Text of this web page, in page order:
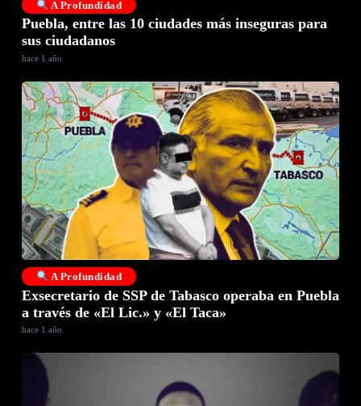
A Profundidad
Puebla, entre las 10 ciudades más inseguras para
sus ciudadanos
hace 1 año
A Profundidad
Exsecretario de SSP de Tabasco operaba en Puebla
a través de «El Lic.» y «El Taca»
hace 1 año